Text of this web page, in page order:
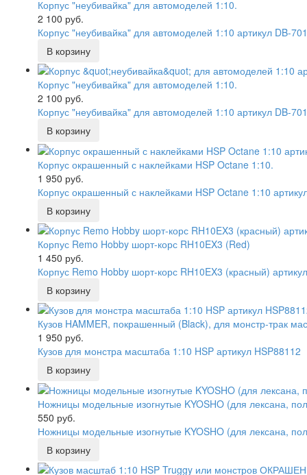
Корпус "неубивайка" для автомоделей 1:10.
2 100 руб.
Корпус "неубивайка" для автомоделей 1:10 артикул DB-
Корпус "неубивайка" для автомоделей 1:10.
2 100 руб.
Корпус "неубивайка" для автомоделей 1:10 артикул DB-
Корпус окрашенный с наклейками HSP Octane 1:10.
1 950 руб.
Корпус окрашенный с наклейками HSP Octane 1:10
Корпус Remo Hobby шорт-корс RH10EX3 (Red)
1 450 руб.
Корпус Remo Hobby шорт-корс RH10EX3 (красный)
Кузов HAMMER, покрашенный (Black), для монстр-трак
1 950 руб.
Кузов для монстра масштаба 1:10 HSP артикул HSP88112
Ножницы модельные изогнутые KYOSHO (для лексана,
550 руб.
Ножницы модельные изогнутые KYOSHO (для лексана,